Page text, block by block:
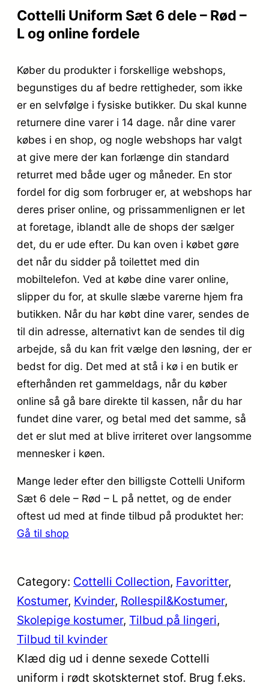
Cottelli Uniform Sæt 6 dele – Rød –
L og online fordele
Køber du produkter i forskellige webshops,
begunstiges du af bedre rettigheder, som ikke
er en selvfølge i fysiske butikker. Du skal kunne
returnere dine varer i 14 dage. når dine varer
købes i en shop, og nogle webshops har valgt
at give mere der kan forlænge din standard
returret med både uger og måneder. En stor
fordel for dig som forbruger er, at webshops har
deres priser online, og prissammenlignen er let
at foretage, iblandt alle de shops der sælger
det, du er ude efter. Du kan oven i købet gøre
det når du sidder på toilettet med din
mobiltelefon. Ved at købe dine varer online,
slipper du for, at skulle slæbe varerne hjem fra
butikken. Når du har købt dine varer, sendes de
til din adresse, alternativt kan de sendes til dig
arbejde, så du kan frit vælge den løsning, der er
bedst for dig. Det med at stå i kø i en butik er
efterhånden ret gammeldags, når du køber
online så gå bare direkte til kassen, når du har
fundet dine varer, og betal med det samme, så
det er slut med at blive irriteret over langsomme
mennesker i køen.
Mange leder efter den billigste Cottelli Uniform
Sæt 6 dele – Rød – L på nettet, og de ender
oftest ud med at finde tilbud på produktet her:
Gå til shop
Category: Cottelli Collection, Favoritter
Kostumer, Kvinder, Rollespil&Kostumer
Skolepige kostumer, Tilbud på lingeri
Tilbud til kvinder
Klæd dig ud i denne sexede Cottelli
uniform i rødt skotskternet stof. Brug f.eks.